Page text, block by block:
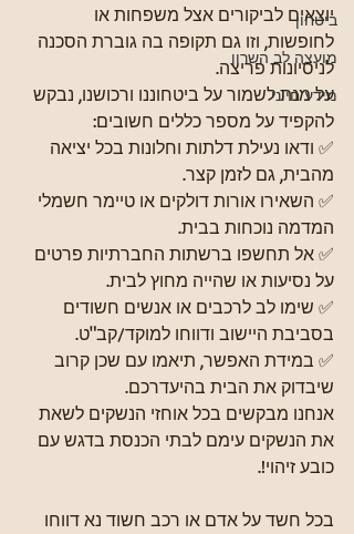
ביטחון
מועצה לב השרון
מידע חיוני
יוצאים לביקורים אצל משפחות או
לחופשות, וזו גם תקופה בה גוברת הסכנה
לניסיונות פריצה.
על מנת לשמור על ביטחוננו ורכושנו, נבקש
להקפיד על מספר כללים חשובים:
✅ ודאו נעילת דלתות וחלונות בכל יציאה
מהבית, גם לזמן קצר.
✅ השאירו אורות דולקים או טיימר חשמלי
המדמה נוכחות בבית.
✅ אל תחשפו ברשתות החברתיות פרטים
על נסיעות או שהייה מחוץ לבית.
✅ שימו לב לרכבים או אנשים חשודים
בסביבת היישוב ודווחו למוקד/קב"ט.
✅ במידת האפשר, תיאמו עם שכן קרוב
שיבדוק את הבית בהיעדרכם.
אנחנו מבקשים בכל אוחזי הנשקים לשאת
את הנשקים עימם לבתי הכנסת בדגש עם
כובע זיהוי!.
בכל חשד על אדם או רכב חשוד נא דווחו